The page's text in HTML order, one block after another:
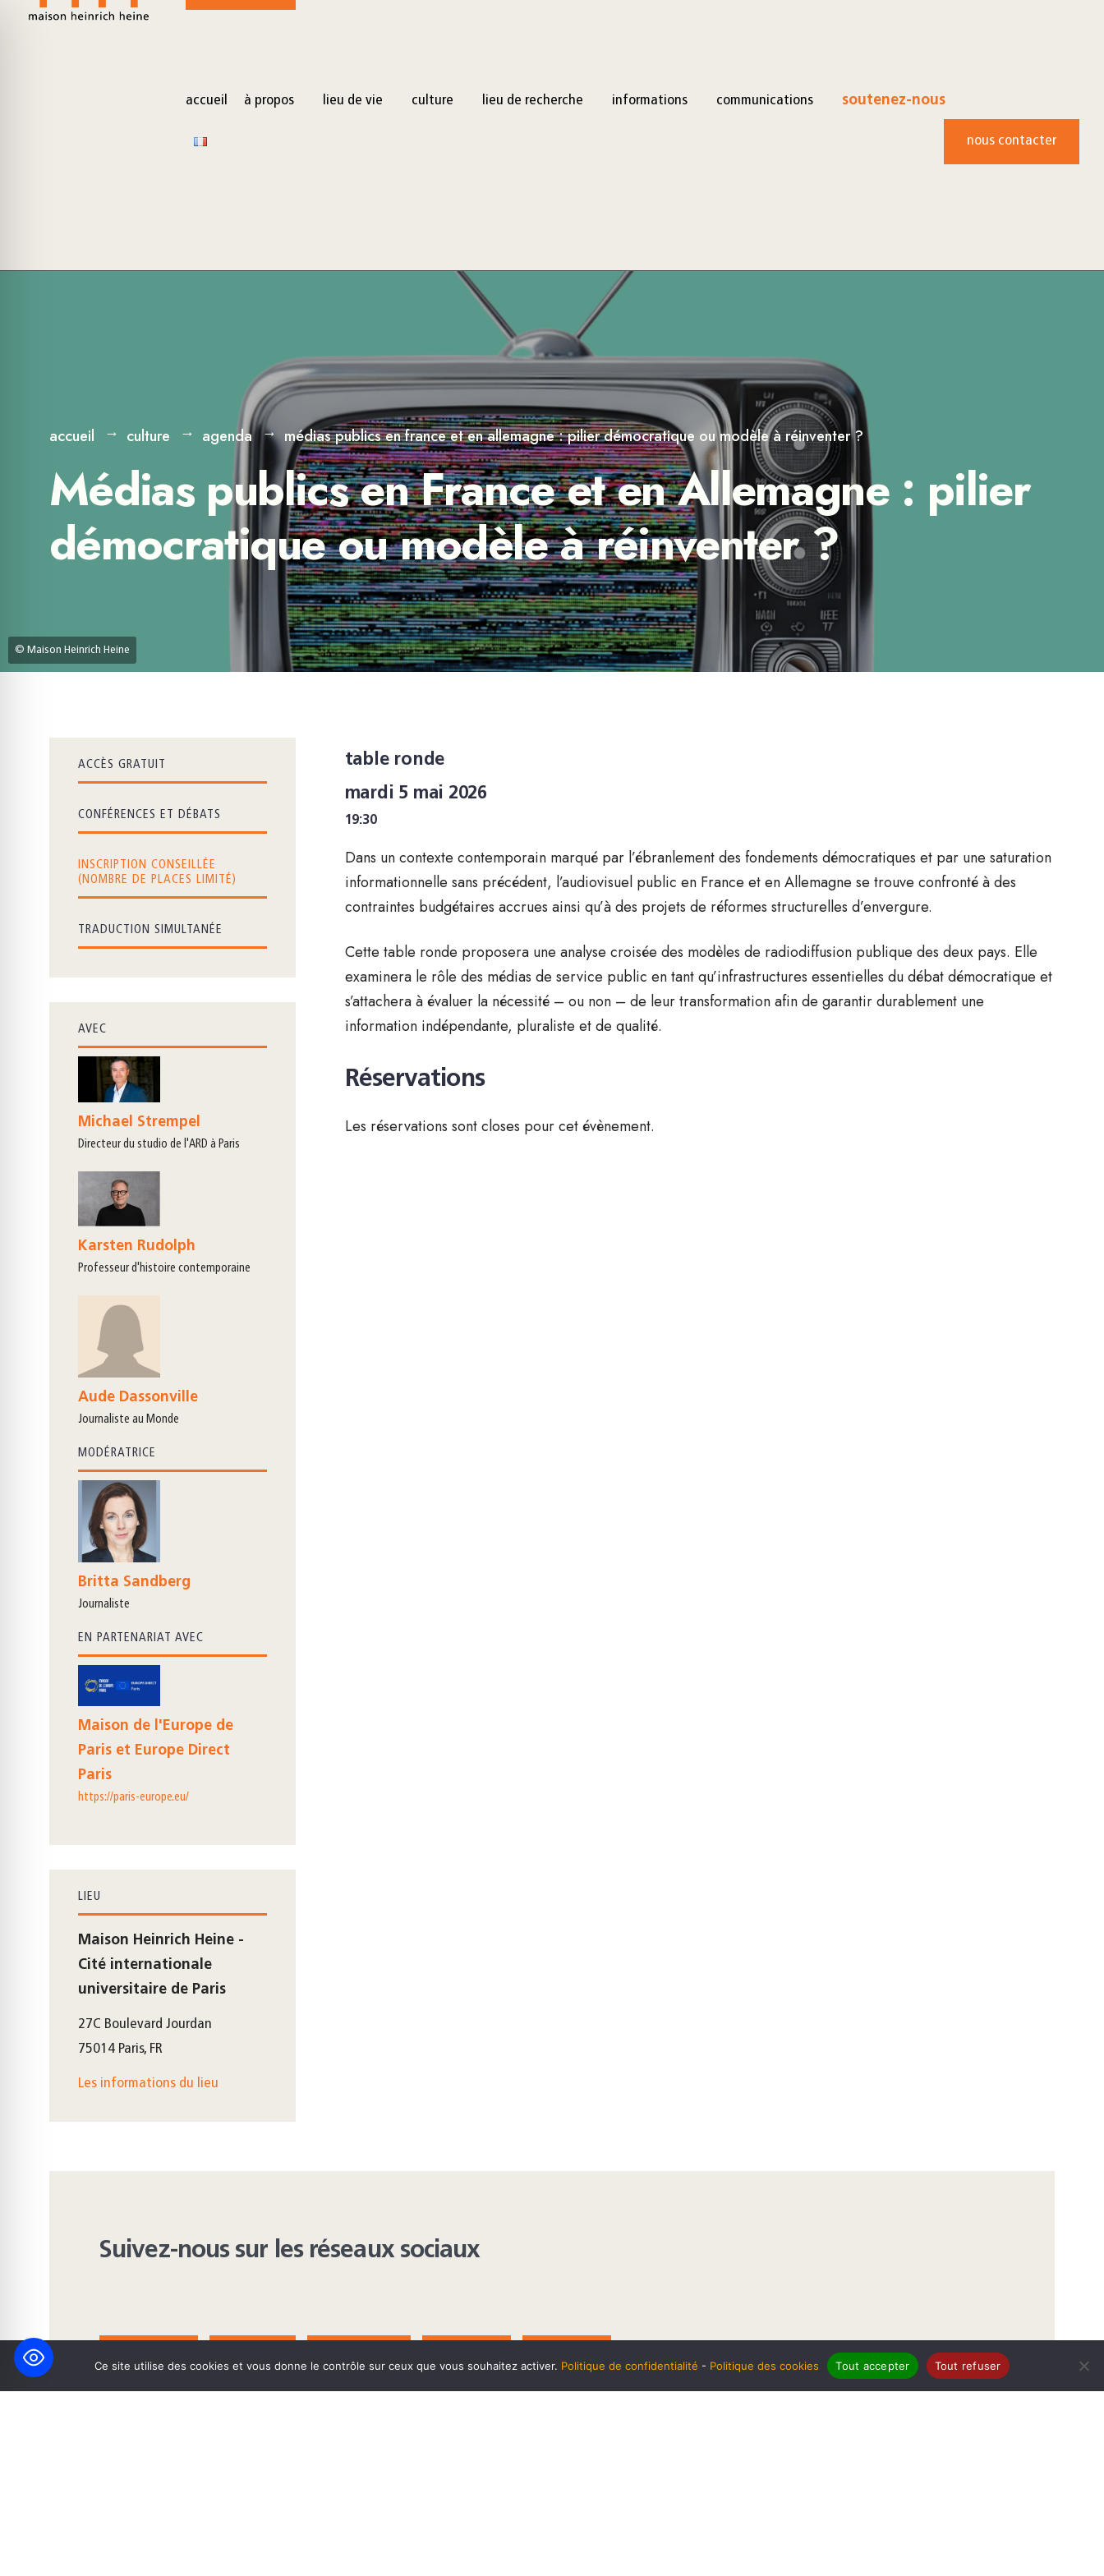
accueil à propos lieu de vie culture lieu de recherche informations communications soutenez-nous
nous contacter
© Maison Heinrich Heine
accueil culture agenda médias publics en france et en allemagne : pilier démocratique ou modèle à réinventer ?
Médias publics en France et en Allemagne : pilier
démocratique ou modèle à réinventer ?
table ronde
mardi 5 mai 2026
19:30
Dans un contexte contemporain marqué par l’ébranlement des fondements démocratiques et par une saturation
informationnelle sans précédent, l’audiovisuel public en France et en Allemagne se trouve confronté à des
contraintes budgétaires accrues ainsi qu’à des projets de réformes structurelles d’envergure.
Cette table ronde proposera une analyse croisée des modèles de radiodiffusion publique des deux pays. Elle
examinera le rôle des médias de service public en tant qu’infrastructures essentielles du débat démocratique et
s’attachera à évaluer la nécessité – ou non – de leur transformation afin de garantir durablement une
information indépendante, pluraliste et de qualité.
Réservations
Les réservations sont closes pour cet évènement.
ACCÈS GRATUIT
CONFÉRENCES ET DÉBATS
INSCRIPTION CONSEILLÉE
(NOMBRE DE PLACES LIMITÉ)
TRADUCTION SIMULTANÉE
AVEC
Michael Strempel
directeur du studio de l'ARD à Paris
Karsten Rudolph
Professeur d'histoire contemporaine
Aude Dassonville
journaliste au Monde
MODÉRATRICE
Britta Sandberg
journaliste
EN PARTENARIAT AVEC
Maison de l'Europe de
Paris et Europe Direct
Paris
https://paris-europe.eu/
LIEU
Maison Heinrich Heine -
Cité internationale
universitaire de Paris
27C Boulevard Jourdan
75014 Paris, FR
Les informations du lieu
Suivez-nous sur les réseaux sociaux
Ce site utilise des cookies et vous donne le contrôle sur ceux que vous souhaitez activer. Politique de confidentialité - Politique des cookies Tout accepter Tout refuser